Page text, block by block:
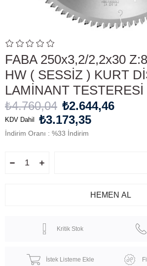
FABA 250x3,2/2,2x30
HW ( SESSİZ ) KURT
LAMİNANT TESTERESİ
₺4.760,04 ₺2.644,46
KDV Dahil ₺3.173,35
İndirim Oranı : %33 İndirim
Kritik Stok
İstek Listeme Ekle